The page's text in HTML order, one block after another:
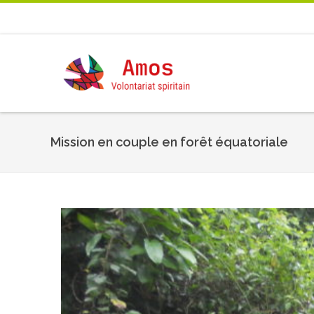
Mission en couple en forêt équatoriale